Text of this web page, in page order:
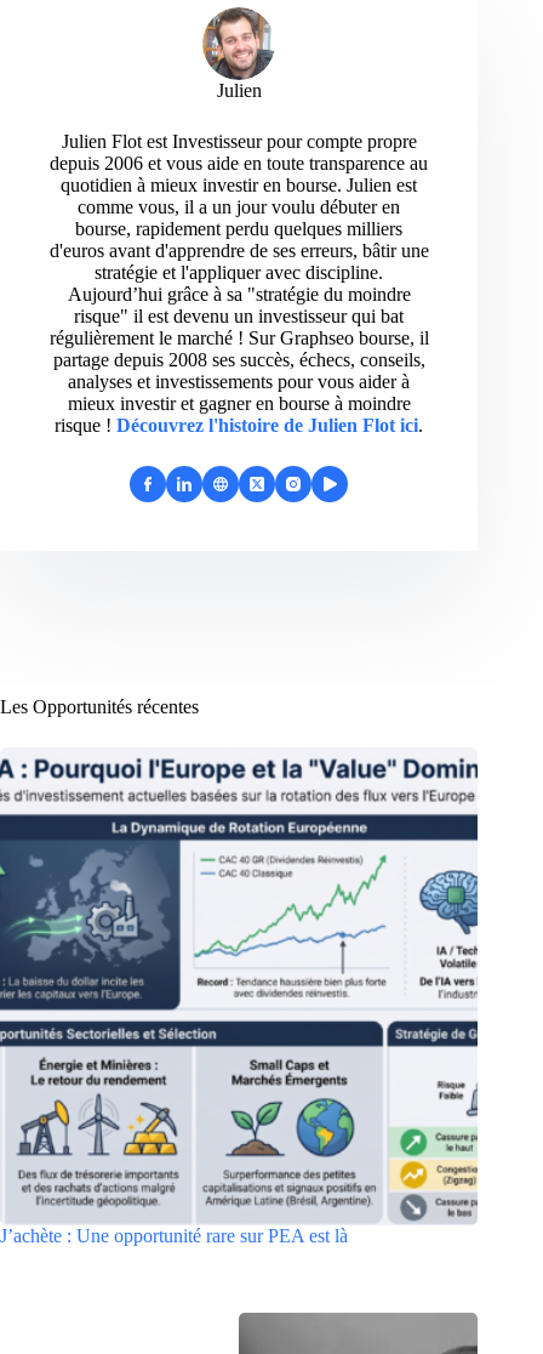
Julien
Julien Flot est Investisseur pour compte propre
depuis 2006 et vous aide en toute transparence au
quotidien à mieux investir en bourse. Julien est
comme vous, il a un jour voulu débuter en
bourse, rapidement perdu quelques milliers
d'euros avant d'apprendre de ses erreurs, bâtir une
stratégie et l'appliquer avec discipline.
Aujourd’hui grâce à sa "stratégie du moindre
risque" il est devenu un investisseur qui bat
régulièrement le marché ! Sur Graphseo bourse, il
partage depuis 2008 ses succès, échecs, conseils,
analyses et investissements pour vous aider à
mieux investir et gagner en bourse à moindre
risque ! Découvrez l'histoire de Julien Flot ici.
Les Opportunités récentes
J’achète : Une opportunité rare sur PEA est là